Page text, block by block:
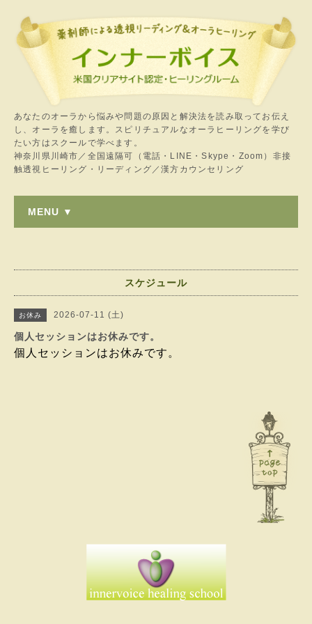
あなたのオーラから悩みや問題の原因と解決法を読み取ってお伝え
し、オーラを癒します。スピリチュアルなオーラヒーリングを学び
たい方はスクールで学べます。
神奈川県川崎市／全国遠隔可（電話・LINE・Skype・Zoom）非接
触透視ヒーリング・リーディング／漢方カウンセリング
MENU ▼
スケジュール
お休み 2026-07-11 (土)
個人セッションはお休みです。
個人セッションはお休みです。